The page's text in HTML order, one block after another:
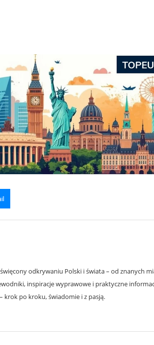
odkrywaniu Polski i świata – od znanych
inspiracje wyprawowe i praktyczne
krok po kroku, świadomie i z pasją.